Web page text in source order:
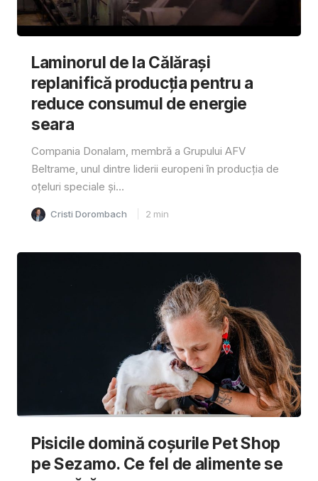
Laminorul de la Călărași
replanifică producția pentru a
reduce consumul de energie
seara
Compania Donalam, membră a Grupului AFV
Beltrame, unul dintre liderii europeni în producția de
oțeluri speciale și...
Cristi Dorombach 2 min
Pisicile domină coșurile Pet Shop
pe Sezamo. Ce fel de alimente se